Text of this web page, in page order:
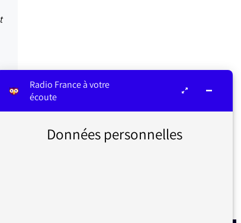
Radio France à votre
écoute
Données personnelles